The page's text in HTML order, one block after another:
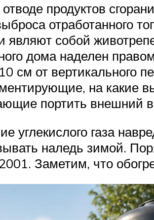
продуктов
отработанного
являют собой
дома наделен
см от вертикального
на какие
портить внешний
углекислого газа
наледь зимой.
Заметим, что